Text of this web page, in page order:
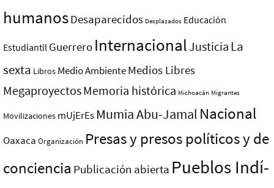
humanosDesaparecidos Desplazados Educación
Estudiantil Guerrero InternacionalJusticia La
sexta Libros Medio AmbienteMedios Libres
MegaproyectosMemoria histórica Michoacán Migrantes
Movilizaciones mUjErEs Mumia Abu-Jamal Nacional
Oaxaca Organización Presas y presos polí­ticos y de
conciencia Publicación abierta Pueblos Indí­